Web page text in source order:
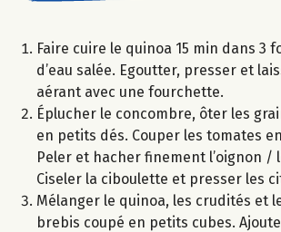
Faire cuire le quinoa 15 min dans 3
d’eau salée. Egoutter, presser et
aérant avec une fourchette.
Éplucher le concombre, ôter les
en petits dés. Couper les tomates
Peler et hacher finement l’oignon /
Ciseler la ciboulette et presser les
Mélanger le quinoa, les crudités et
brebis coupé en petits cubes.